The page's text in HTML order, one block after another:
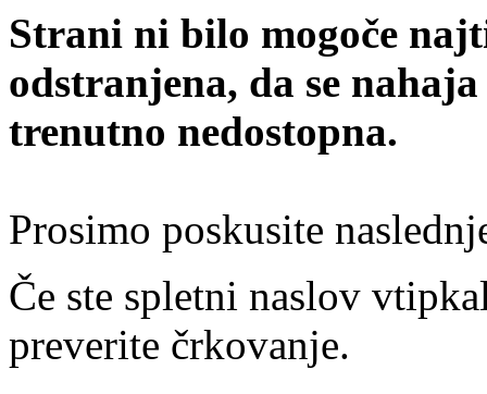
Strani ni bilo mogoče
odstranjena, da se
trenutno nedostopna.
Prosimo poskusite
Če ste spletni naslov
preverite črkovanje.